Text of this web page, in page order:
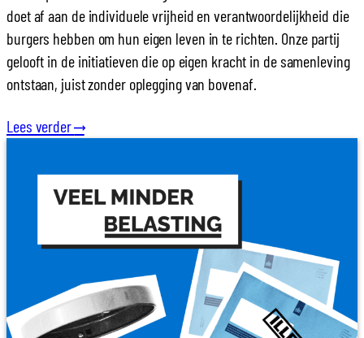
doet af aan de individuele vrijheid en verantwoordelijkheid die
burgers hebben om hun eigen leven in te richten. Onze partij
gelooft in de initiatieven die op eigen kracht in de samenleving
ontstaan, juist zonder oplegging van bovenaf.
Lees verder⟶